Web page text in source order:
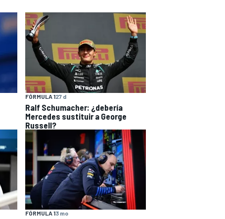
FÓRMULA 127 d
Ralf Schumacher: ¿debería
Mercedes sustituir a George
Russell?
FÓRMULA 13 mo